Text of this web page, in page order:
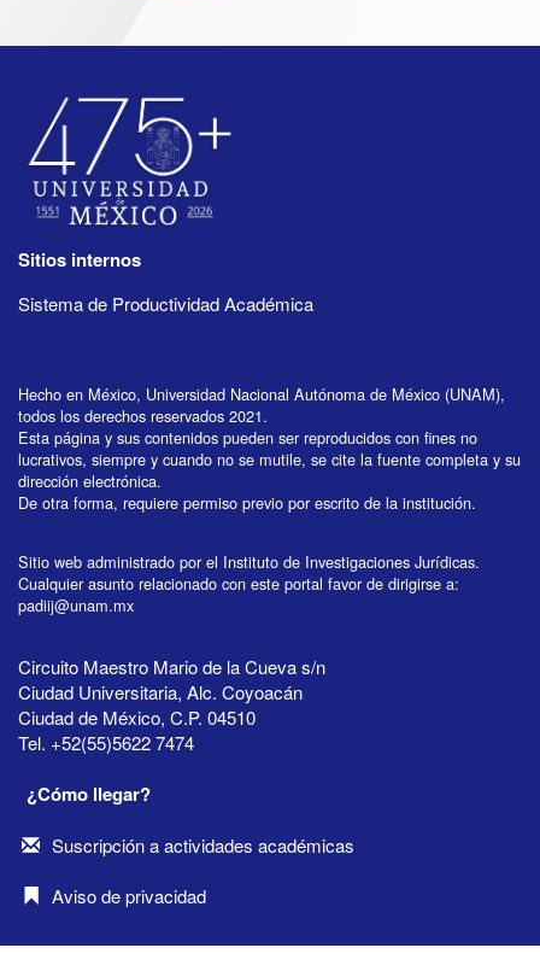
Sitios internos
Sistema de Productividad Académica
Hecho en México, Universidad Nacional Autónoma de México (UNAM),
todos los derechos reservados 2021.
Esta página y sus contenidos pueden ser reproducidos con fines no
lucrativos, siempre y cuando no se mutile, se cite la fuente completa y su
dirección electrónica.
De otra forma, requiere permiso previo por escrito de la institución.
Sitio web administrado por el Instituto de Investigaciones Jurídicas.
Cualquier asunto relacionado con este portal favor de dirigirse a:
padiij@unam.mx
Circuito Maestro Mario de la Cueva s/n
Ciudad Universitaria, Alc. Coyoacán
Ciudad de México, C.P. 04510
Tel. +52(55)5622 7474
¿Cómo llegar?
Suscripción a actividades académicas
Aviso de privacidad